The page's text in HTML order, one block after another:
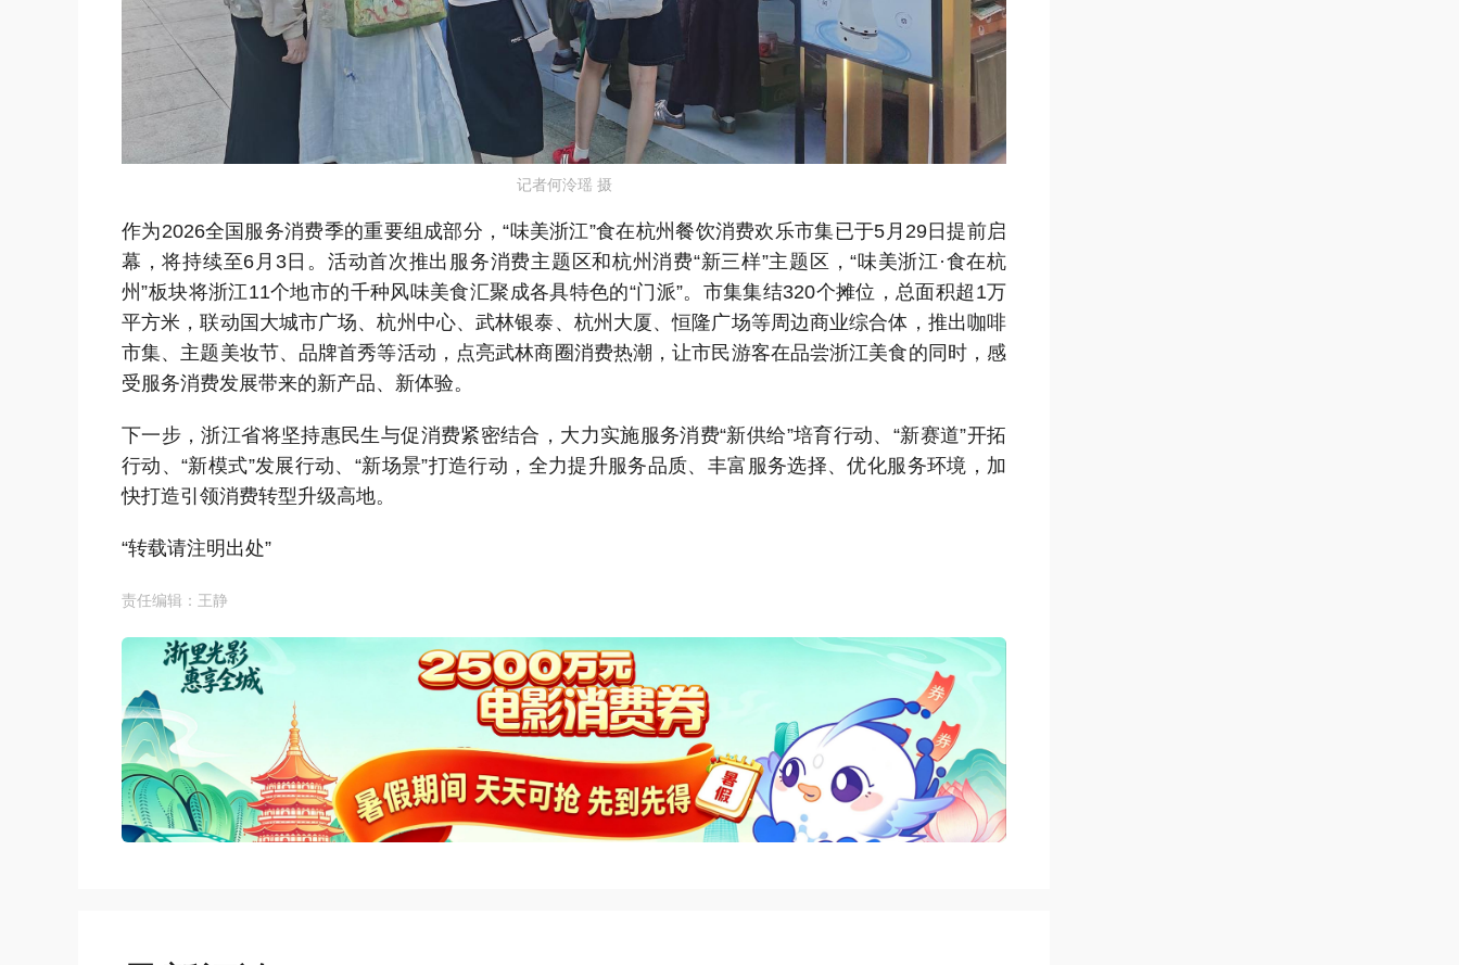
记者何泠瑶 摄
作为2026全国服务消费季的重要组成部分，“味美浙江”食在杭州餐饮消费欢乐市集已于5月29日提前启
幕，将持续至6月3日。活动首次推出服务消费主题区和杭州消费“新三样”主题区，“味美浙江·食在杭
州”板块将浙江11个地市的千种风味美食汇聚成各具特色的“门派”。市集集结320个摊位，总面积超1万
平方米，联动国大城市广场、杭州中心、武林银泰、杭州大厦、恒隆广场等周边商业综合体，推出咖啡
市集、主题美妆节、品牌首秀等活动，点亮武林商圈消费热潮，让市民游客在品尝浙江美食的同时，感
受服务消费发展带来的新产品、新体验。
下一步，浙江省将坚持惠民生与促消费紧密结合，大力实施服务消费“新供给”培育行动、“新赛道”开拓
行动、“新模式”发展行动、“新场景”打造行动，全力提升服务品质、丰富服务选择、优化服务环境，加
快打造引领消费转型升级高地。
“转载请注明出处”
责任编辑：王静